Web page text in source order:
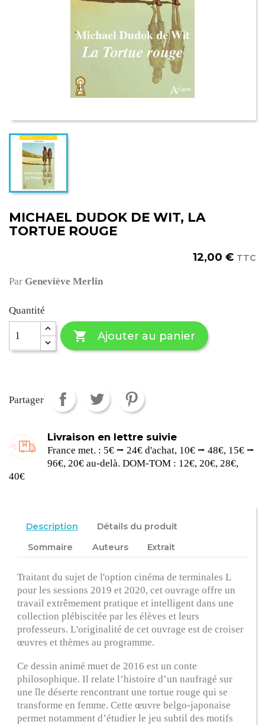
MICHAEL DUDOK DE WIT, LA
TORTUE ROUGE
12,00 € TTC
Par Geneviève Merlin
Quantité
 Ajouter au panier
Partager
Livraison en lettre suivie
France met. : 5€ ⭢ 24€ d'achat, 10€ ⭢ 48€, 15€ ⭢
96€, 20€ au-delà. DOM-TOM : 12€, 20€, 28€,
40€
Description
Détails du produit
Sommaire
Auteurs Extrait
Traitant du sujet de l'option cinéma de terminales L
pour les sessions 2019 et 2020, cet ouvrage offre un
travail extrêmement pratique et intelligent dans une
collection plébiscitée par les élèves et leurs
professeurs. L'originalité de cet ouvrage est de croiser
œuvres et thèmes au programme.
Ce dessin animé muet de 2016 est un conte
philosophique. Il relate l’histoire d’un naufragé sur
une île déserte rencontrant une tortue rouge qui se
transforme en femme. Cette œuvre belgo-japonaise
permet notamment d’étudier le jeu subtil des motifs